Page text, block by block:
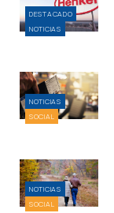
DESTACADO
NOTICIAS
NOTICIAS
SOCIAL
NOTICIAS
SOCIAL